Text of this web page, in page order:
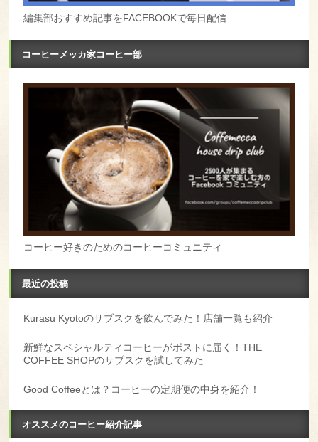
編集部おすすめ記事をFACEBOOKで毎日配信
コーヒーメッカ家コーヒー部
コーヒー好きのためのコーヒーコミュニティ
最近の投稿
Kurasu Kyotoのサブスクを飲んでみた！店舗一覧も紹介
新鮮なスペシャルティコーヒーがポストに届く！THE
COFFEE SHOPのサブスクを試してみた
Good Coffeeとは？コーヒーの定期便の中身を紹介！
オススメのコーヒー紹介記事